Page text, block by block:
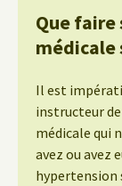
Que faire
médicale
Il est
instructeur
médicale qui
avez ou avez
hypertension